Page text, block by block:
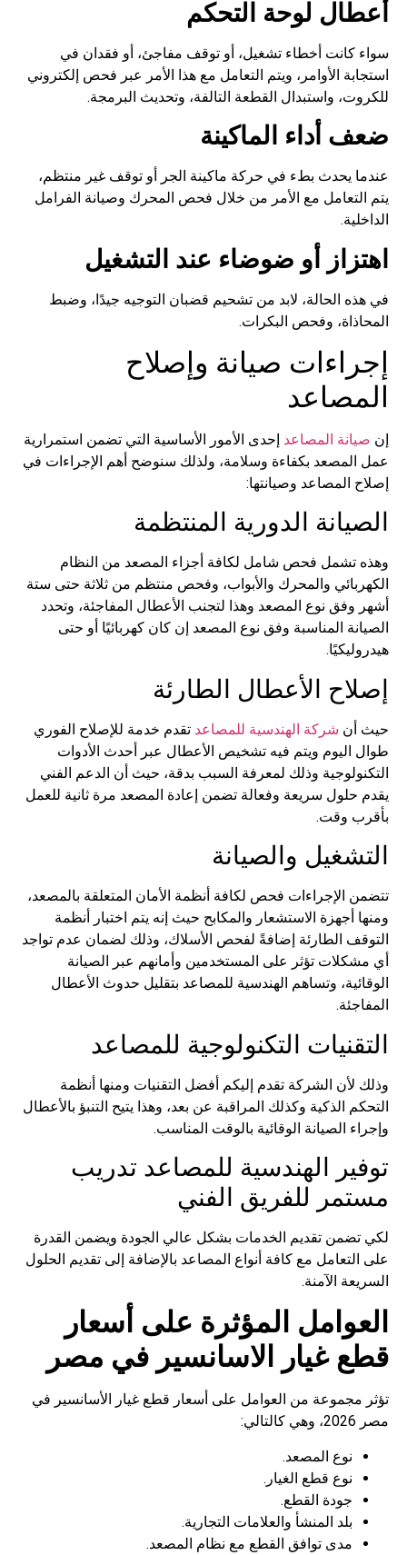
أعطال لوحة التحكم
سواء كانت أخطاء تشغيل، أو توقف مفاجئ، أو فقدان في
استجابة الأوامر، ويتم التعامل مع هذا الأمر عبر فحص إلكتروني
للكروت، واستبدال القطعة التالفة، وتحديث البرمجة.
ضعف أداء الماكينة
عندما يحدث بطء في حركة ماكينة الجر أو توقف غير منتظم،
يتم التعامل مع الأمر من خلال فحص المحرك وصيانة الفرامل
الداخلية.
اهتزاز أو ضوضاء عند التشغيل
في هذه الحالة، لابد من تشحيم قضبان التوجيه جيدًا، وضبط
المحاذاة، وفحص البكرات.
إجراءات صيانة وإصلاح
المصاعد
إن صيانة المصاعد إحدى الأمور الأساسية التي تضمن استمرارية
عمل المصعد بكفاءة وسلامة، ولذلك سنوضح أهم الإجراءات في
إصلاح المصاعد وصيانتها:
الصيانة الدورية المنتظمة
وهذه تشمل فحص شامل لكافة أجزاء المصعد من النظام
الكهربائي والمحرك والأبواب، وفحص منتظم من ثلاثة حتى ستة
أشهر وفق نوع المصعد وهذا لتجنب الأعطال المفاجئة، وتحدد
الصيانة المناسبة وفق نوع المصعد إن كان كهربائيًا أو حتى
هيدروليكيًا.
إصلاح الأعطال الطارئة
حيث أن شركة الهندسية للمصاعد تقدم خدمة للإصلاح الفوري
طوال اليوم ويتم فيه تشخيص الأعطال عبر أحدث الأدوات
التكنولوجية وذلك لمعرفة السبب بدقة، حيث أن الدعم الفني
يقدم حلول سريعة وفعالة تضمن إعادة المصعد مرة ثانية للعمل
بأقرب وقت.
التشغيل والصيانة
تتضمن الإجراءات فحص لكافة أنظمة الأمان المتعلقة بالمصعد،
ومنها أجهزة الاستشعار والمكابح حيث إنه يتم اختبار أنظمة
التوقف الطارئة إضافةً لفحص الأسلاك، وذلك لضمان عدم تواجد
أي مشكلات تؤثر على المستخدمين وأمانهم عبر الصيانة
الوقائية، وتساهم الهندسية للمصاعد بتقليل حدوث الأعطال
المفاجئة.
التقنيات التكنولوجية للمصاعد
وذلك لأن الشركة تقدم إليكم أفضل التقنيات ومنها أنظمة
التحكم الذكية وكذلك المراقبة عن بعد، وهذا يتيح التنبؤ بالأعطال
وإجراء الصيانة الوقائية بالوقت المناسب.
توفير الهندسية للمصاعد تدريب
مستمر للفريق الفني
لكي تضمن تقديم الخدمات بشكل عالي الجودة ويضمن القدرة
على التعامل مع كافة أنواع المصاعد بالإضافة إلى تقديم الحلول
السريعة الآمنة.
العوامل المؤثرة على أسعار
قطع غيار الاسانسير في مصر
تؤثر مجموعة من العوامل على أسعار قطع غيار الأسانسير في
مصر 2026، وهي كالتالي:
نوع المصعد.
نوع قطع الغيار.
جودة القطع.
بلد المنشأ والعلامات التجارية.
مدى توافق القطع مع نظام المصعد.